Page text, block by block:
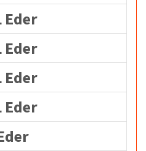
Eder
Eder
Eder
Eder